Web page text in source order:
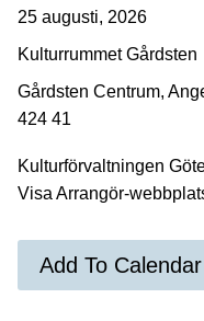
25 augusti, 2026
Kulturrummet Gårdsten
Gårdsten Centrum,
424 41
Kulturförvaltningen
Visa Arrangör-
Add To Calendar